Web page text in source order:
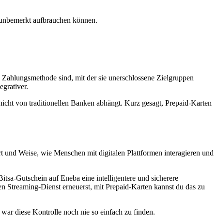
aufbrauchen können.
sind, mit der sie unerschlossene Zielgruppen
von traditionellen Banken abhängt. Kurz gesagt, Prepaid-Karten
Weise, wie Menschen mit digitalen Plattformen interagieren und
Gutschein auf Eneba eine intelligentere und sicherere
Dienst erneuerst, mit Prepaid-Karten kannst du das zu
diese Kontrolle noch nie so einfach zu finden.